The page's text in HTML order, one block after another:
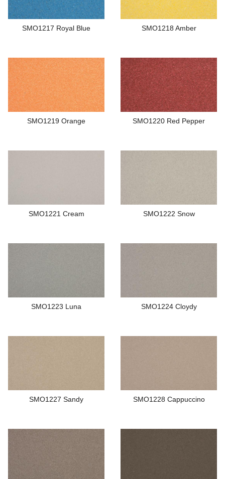
SMO1217 Royal Blue SMO1218 Amber
SMO1219 Orange SMO1220 Red Pepper
SMO1221 Cream SMO1222 Snow
SMO1223 Luna SMO1224 Cloydy
SMO1227 Sandy SMO1228 Cappuccino